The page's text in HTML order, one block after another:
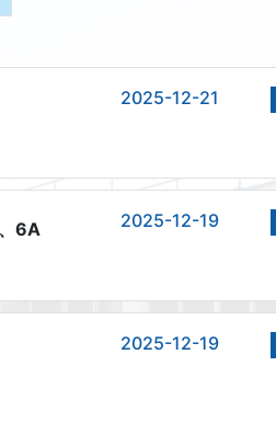
2025-12-21
6A 2025-12-19
2025-12-19